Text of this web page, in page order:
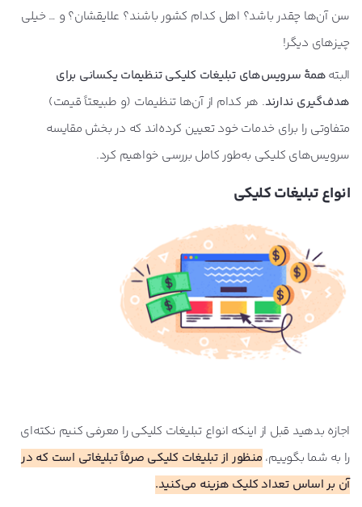
سن آن‌ها چقدر باشد؟ اهل کدام کشور باشند؟ علایقشان؟ و … خیلی
چیزهای دیگر!
البتههمۀ سرویس‌های تبلیغات کلیکی تنظیمات یکسانی برای
هدف‌گیری ندارند. هر کدام از آن‌ها تنظیمات (و طبیعتاً قیمت)
متفاوتی را برای خدمات خود تعیین کرده‌اند که در بخش مقایسه
سرویس‌های کلیکی به‌طور کامل بررسی خواهیم کرد.
انواع تبلیغات کلیکی
اجازه بدهید قبل از اینکه انواع تبلیغات کلیکی را معرفی کنیم نکته‌ای
را به شما بگوییم، منظور از تبلیغات کلیکی صرفاً تبلیغاتی است که در
آن بر اساس تعداد کلیک هزینه می‌کنید.